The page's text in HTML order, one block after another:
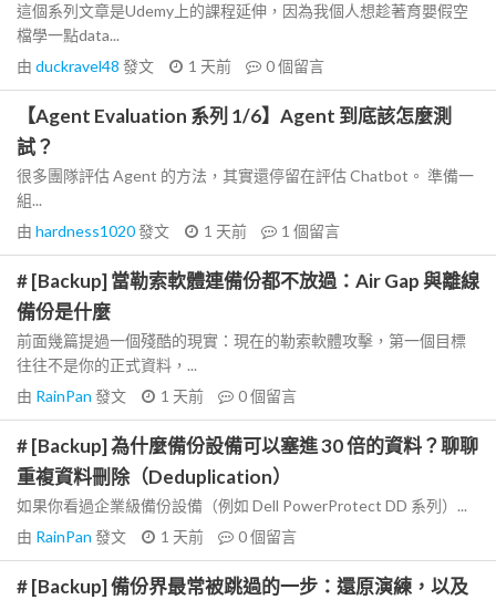
這個系列文章是Udemy上的課程延伸，因為我個人想趁著育嬰假空
檔學一點data...
由 duckravel48 發文 1 天前 0個留言
【Agent Evaluation 系列 1/6】Agent 到底該怎麼測
試？
很多團隊評估 Agent 的方法，其實還停留在評估 Chatbot。 準備一
組...
由 hardness1020發文 1 天前 1 個留言
# [Backup] 當勒索軟體連備份都不放過：Air Gap 與離線
備份是什麼
前面幾篇提過一個殘酷的現實：現在的勒索軟體攻擊，第一個目標
往往不是你的正式資料，...
由 RainPan 發文 1 天前 0個留言
# [Backup] 為什麼備份設備可以塞進 30 倍的資料？聊聊
重複資料刪除（Deduplication）
如果你看過企業級備份設備（例如 Dell PowerProtect DD 系列）...
由 RainPan 發文 1 天前 0個留言
# [Backup] 備份界最常被跳過的一步：還原演練，以及